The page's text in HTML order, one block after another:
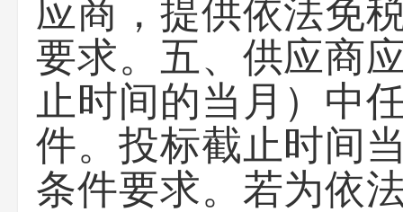
应商，提供依法免
要求。五、供应商
止时间的当月）中
件。投标截止时间
条件要求。若为依